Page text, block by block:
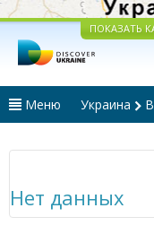
ПОКАЗАТЬ
Меню Украина
Нет данных